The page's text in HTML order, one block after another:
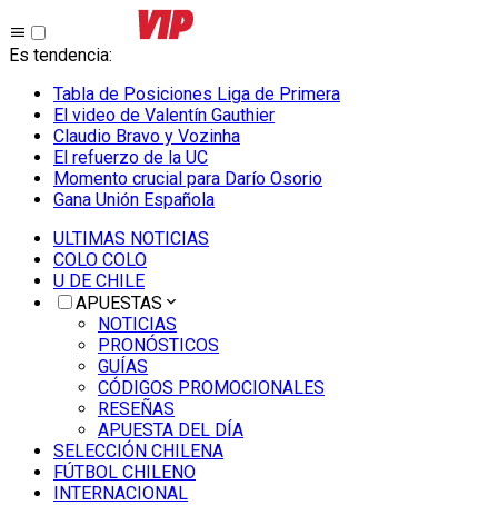
Es tendencia:
Tabla de Posiciones Liga de Primera
El video de Valentín Gauthier
Claudio Bravo y Vozinha
El refuerzo de la UC
Momento crucial para Darío Osorio
Gana Unión Española
ULTIMAS NOTICIAS
COLO COLO
U DE CHILE
APUESTAS
NOTICIAS
PRONÓSTICOS
GUÍAS
CÓDIGOS PROMOCIONALES
RESEÑAS
APUESTA DEL DÍA
SELECCIÓN CHILENA
FÚTBOL CHILENO
INTERNACIONAL